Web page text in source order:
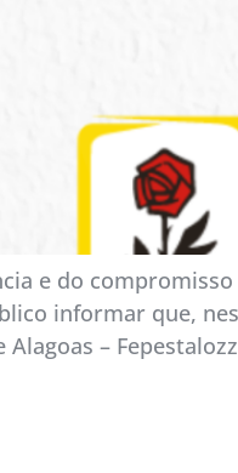
e do
informar que,
Alagoas –